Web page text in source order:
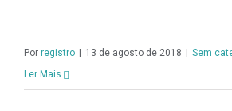
Por registro 13 de agosto de 2018
Sem
Ler Mais